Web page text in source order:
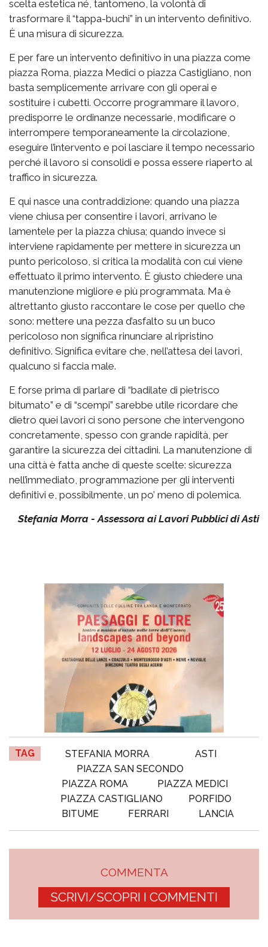
scelta estetica né, tantomeno, la volontà di
trasformare il “tappa-buchi” in un intervento definitivo.
È una misura di sicurezza.
E per fare un intervento definitivo in una piazza come
piazza Roma, piazza Medici o piazza Castigliano, non
basta semplicemente arrivare con gli operai e
sostituire i cubetti. Occorre programmare il lavoro,
predisporre le ordinanze necessarie, modificare o
interrompere temporaneamente la circolazione,
eseguire l’intervento e poi lasciare il tempo necessario
perché il lavoro si consolidi e possa essere riaperto al
traffico in sicurezza.
E qui nasce una contraddizione: quando una piazza
viene chiusa per consentire i lavori, arrivano le
lamentele per la piazza chiusa; quando invece si
interviene rapidamente per mettere in sicurezza un
punto pericoloso, si critica la modalità con cui viene
effettuato il primo intervento. È giusto chiedere una
manutenzione migliore e più programmata. Ma è
altrettanto giusto raccontare le cose per quello che
sono: mettere una pezza d’asfalto su un buco
pericoloso non significa rinunciare al ripristino
definitivo. Significa evitare che, nell’attesa dei lavori,
qualcuno si faccia male.
E forse prima di parlare di “badilate di pietrisco
bitumato” e di “scempi” sarebbe utile ricordare che
dietro quei lavori ci sono persone che intervengono
concretamente, spesso con grande rapidità, per
garantire la sicurezza dei cittadini. La manutenzione di
una città è fatta anche di queste scelte: sicurezza
nell’immediato, programmazione per gli interventi
definitivi e, possibilmente, un po’ meno di polemica.
Stefania Morra - Assessora ai Lavori Pubblici di Asti
TAG STEFANIA MORRA
ASTI
PIAZZA SAN SECONDO
PIAZZA ROMA
PIAZZA MEDICI
PIAZZA CASTIGLIANO
PORFIDO
BITUME
FERRARI LANCIA
COMMENTA
SCRIVI/SCOPRI I COMMENTI